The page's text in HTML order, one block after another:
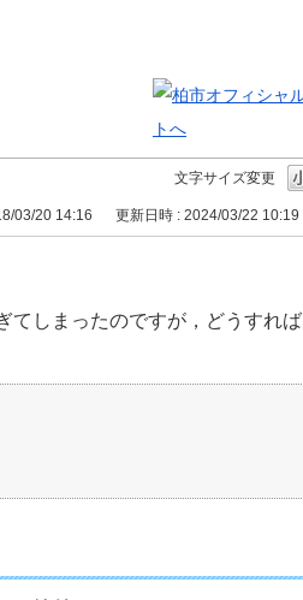
文字サイズ変更
03/20 14:16 更新日時 : 2024/03/22 10:19
てしまったのですが，どうすれば